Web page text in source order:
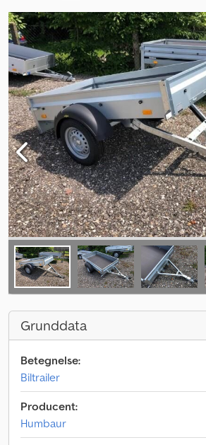
Grunddata
Betegnelse:
Biltrailer
Producent:
Humbaur